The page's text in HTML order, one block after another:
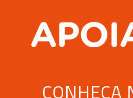
CONHEÇA